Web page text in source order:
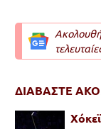
ΔΙΑΒΑΣΤΕ